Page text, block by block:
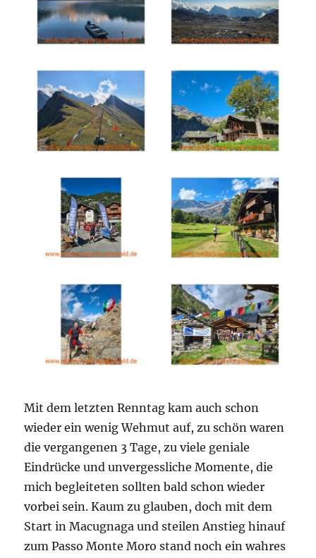
Mit dem letzten Renntag kam auch schon
wieder ein wenig Wehmut auf, zu schön waren
die vergangenen 3 Tage, zu viele geniale
Eindrücke und unvergessliche Momente, die
mich begleiteten sollten bald schon wieder
vorbei sein. Kaum zu glauben, doch mit dem
Start in Macugnaga und steilen Anstieg hinauf
zum Passo Monte Moro stand noch ein wahres